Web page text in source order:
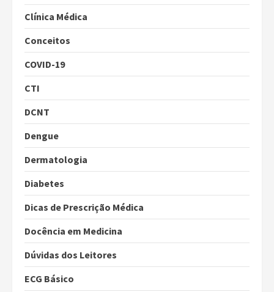
Clínica Médica
Conceitos
COVID-19
CTI
DCNT
Dengue
Dermatologia
Diabetes
Dicas de Prescrição Médica
Docência em Medicina
Dúvidas dos Leitores
ECG Básico